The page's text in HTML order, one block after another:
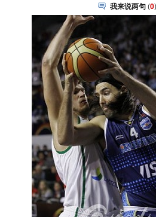
我来说两句 (0)